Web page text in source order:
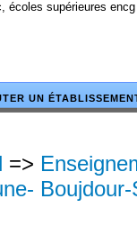
écoles supérieures
UN
=>